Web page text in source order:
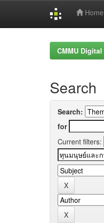
Home
CMMU
Search
Search:
for
Current filters: